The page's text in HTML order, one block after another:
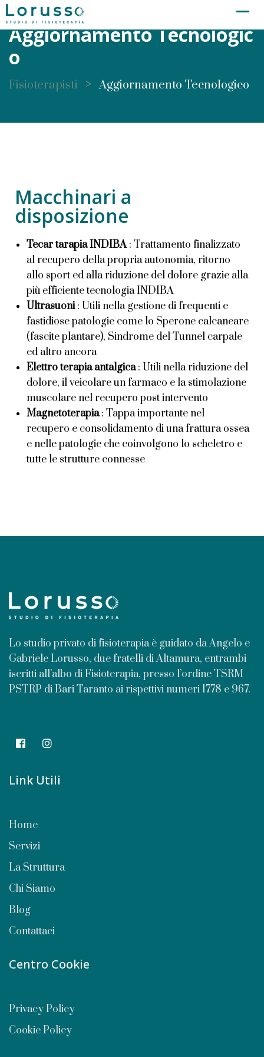
Aggiornamento Tecnologic
O
Fisioterapisti > Aggiornamento Tecnologico
Macchinari a
disposizione
Tecar tarapia INDIBA: Trattamento finalizzato
al recupero della propria autonomia, ritorno
allo sport ed alla riduzione del dolore grazie alla
più efficiente tecnologia INDIBA
Ultrasuoni: Utili nella gestione di frequenti e
fastidiose patologie come lo Sperone calcaneare
(fascite plantare), Sindrome del Tunnel carpale
ed altro ancora
Elettro terapia antalgica: Utili nella riduzione del
dolore, il veicolare un farmaco e la stimolazione
muscolare nel recupero post intervento
Magnetoterapia: Tappa importante nel
recupero e consolidamento di una frattura ossea
e nelle patologie che coinvolgono lo scheletro e
tutte le strutture connesse
Lo studio privato di fisioterapia è guidato da Angelo e
Gabriele Lorusso, due fratelli di Altamura, entrambi
iscritti all’albo di Fisioterapia, presso l’ordine TSRM
PSTRP di Bari Taranto ai rispettivi numeri 1778 e 967.
Link Utili
Home
Servizi
La Struttura
Chi Siamo
Blog
Contattaci
Centro Cookie
Privacy Policy
Cookie Policy